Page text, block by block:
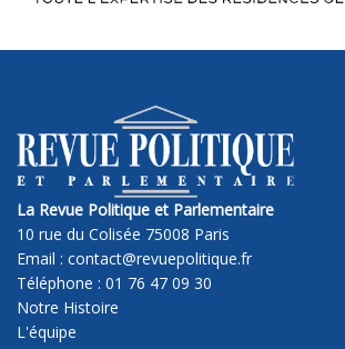
La Revue Politique et Parlementaire
10 rue du Colisée 75008 Paris
Email : contact@revuepolitique.fr
Téléphone : 01 76 47 09 30
Notre Histoire
L'équipe